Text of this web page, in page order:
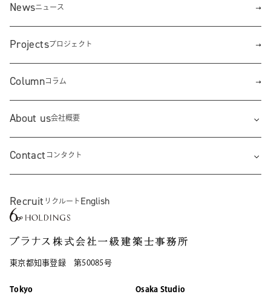
Projectsプロジェクト
About us会社概要
Newsニュース
Columnコラム
Contact コンタクト
Recruit リクルート English
東京都知事登録 第50085号
Tokyo
Osaka Studio